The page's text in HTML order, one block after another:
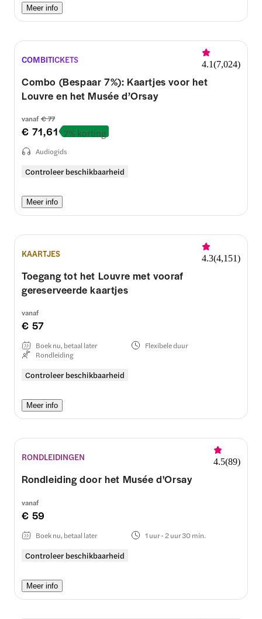
Meer info
COMBITICKETS 4.1(7,024)
Combo (Bespaar 7%): Kaartjes voor het
Louvre en het Musée d’Orsay
vanaf € 77
€ 71,61 7% korting
Controleer beschikbaarheid
Audiogids
Meer info
KAARTJES 4.3(4,151)
Toegang tot het Louvre met vooraf
gereserveerde kaartjes
vanaf
€ 57
Controleer beschikbaarheid
Boek nu, betaal later
Flexibele duur
Rondleiding
Meer info
RONDLEIDINGEN 4.5(89)
Rondleiding door het Musée d'Orsay
vanaf
€ 59
Controleer beschikbaarheid
Boek nu, betaal later 1 uur - 2 uur 30 min.
Meer info